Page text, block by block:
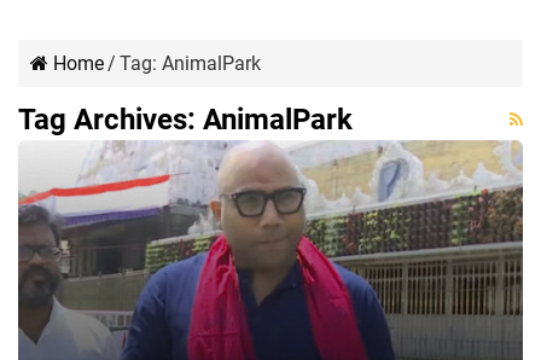
Home/ Tag: AnimalPark
Tag Archives: AnimalPark